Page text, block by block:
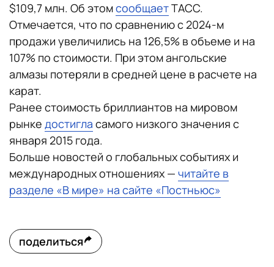
$109,7 млн. Об этомсообщаетТАСС.
Отмечается, что по сравнению с 2024-м
продажи увеличились на 126,5% в объеме и на
107% по стоимости. При этом ангольские
алмазы потеряли в средней цене в расчете на
карат.
Ранее стоимость бриллиантов на мировом
рынке достигла самого низкого значения с
января 2015 года.
Больше новостей о глобальных событиях и
международных отношениях — читайте в
разделе «В мире» на сайте «Постньюс»
поделиться